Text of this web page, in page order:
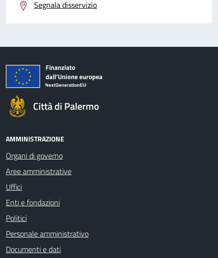
Segnala disservizio
Città di Palermo
AMMINISTRAZIONE
Organi di governo
Aree amministrative
Uffici
Enti e fondazioni
Politici
Personale amministrativo
Documenti e dati